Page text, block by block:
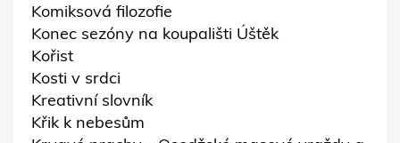
Komiksová filozofie
Konec sezóny na koupališti Úštěk
Kořist
Kosti v srdci
Kreativní slovník
Křik k nebesům